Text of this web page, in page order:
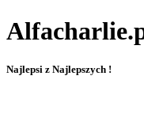
Najlepsi z Najlepszych !